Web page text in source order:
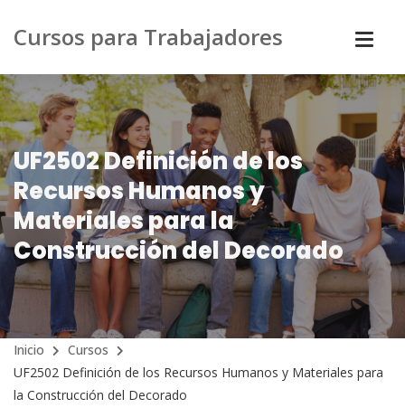
Cursos para Trabajadores
UF2502 Definición de los
Recursos Humanos y
Materiales para la
Construcción del Decorado
Inicio
Cursos
UF2502 Definición de los Recursos Humanos y Materiales para
la Construcción del Decorado